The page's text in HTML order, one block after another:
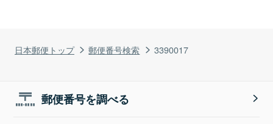
日本郵便トップ 郵便番号検索 3390017
郵便番号を調べる